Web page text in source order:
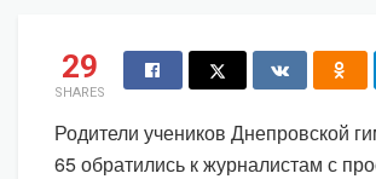
29
SHARES
Родители учеников Днепровской
65 обратились к журналистам с